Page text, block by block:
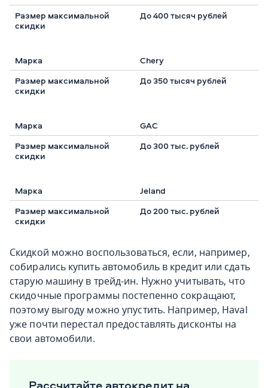
До 400 тысяч рублей
Chery
До 350 тысяч рублей
GAC
До 300 тыс. рублей
Jeland
До 200 тыс. рублей
Скидкой можно воспользоваться, если, например,
собирались купить автомобиль в кредит или сдать
старую машину в трейд-ин. Нужно учитывать, что
скидочные программы постепенно сокращают,
поэтому выгоду можно упустить. Например, Haval
уже почти перестал предоставлять дисконты на
свои автомобили.
Рассчитайте автокредит на